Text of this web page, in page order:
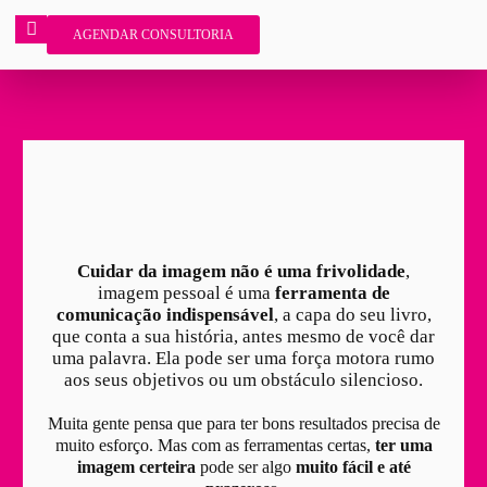
AGENDAR CONSULTORIA
Cuidar da imagem não é uma frivolidade,
imagem pessoal é uma ferramenta de
comunicação indispensável, a capa do seu livro,
que conta a sua história, antes mesmo de você dar
uma palavra. Ela pode ser uma força motora rumo
aos seus objetivos ou um obstáculo silencioso.
Muita gente pensa que para ter bons resultados precisa de
muito esforço. Mas com as ferramentas certas, ter uma
imagem certeira pode ser algo muito fácil e até